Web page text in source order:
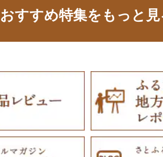
おすすめ特集をもっと